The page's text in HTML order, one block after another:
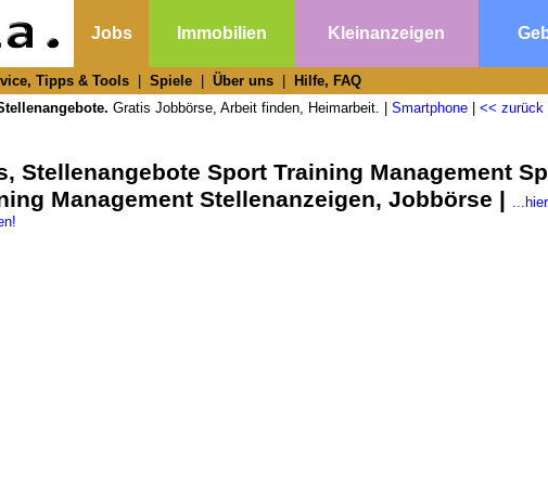
Jobs Immobilien Kleinanzeigen
Tipps & Tools Spiele Über uns
Hilfe, FAQ
Gratis Jobbörse, Arbeit finden, Heimarbeit. | Smartphone << zurück
Stellenangebote Sport Training Management
Management Stellenanzeigen, Jobbörse |